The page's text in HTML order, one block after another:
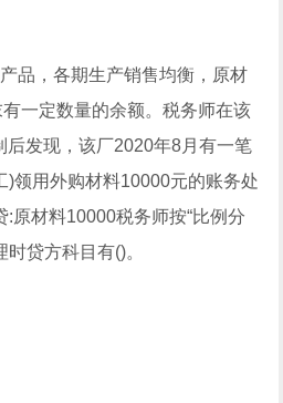
品，各期生产销售均衡，原材
一定数量的余额。税务师在该
后发现，该厂2020年8月有一笔
)领用外购材料10000元的账务处
原材料10000税务师按“比例分
贷方科目有()。